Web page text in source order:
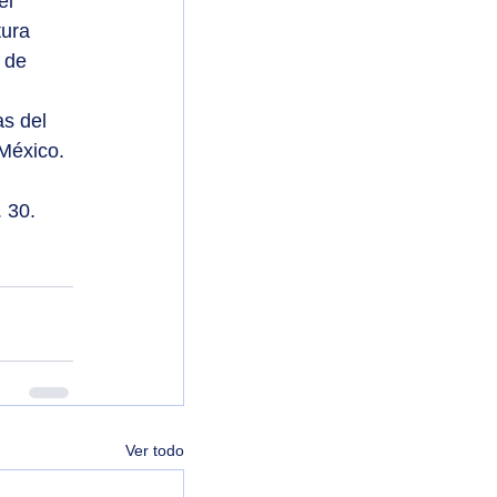
de
del
30.
Ver todo